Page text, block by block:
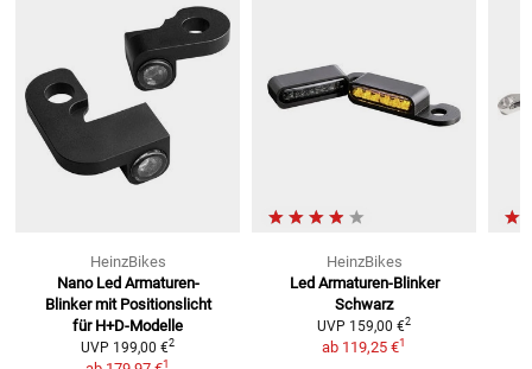
HeinzBikes
Nano Led Armaturen-
Blinker mit Positionslicht
für H+D-Modelle
UVP 199,00 €2
1
HeinzBikes
Led Armaturen-Blinker
Schwarz
UVP 159,00 €2
ab 119,25 €1